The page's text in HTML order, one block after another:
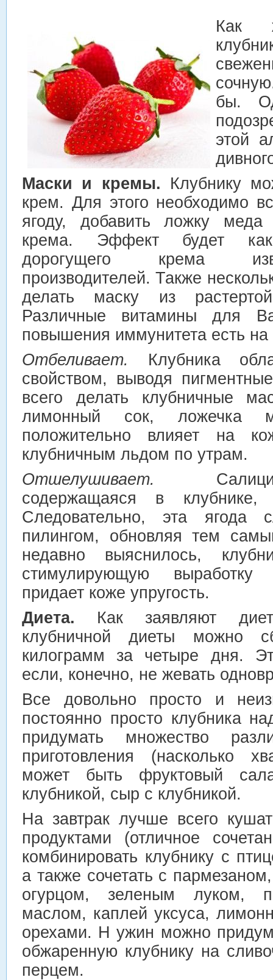
Как
бы.
этой
Маски и кремы. Клубнику
крем. Для этого необходимо
ягоду, добавить ложку
крема. Эффект будет
дорогущего крема
производителей. Также
делать маску из
Различные витамины для
повышения иммунитета есть
Отбеливает.
Клубника
свойством, выводя
всего делать клубничные
лимонный сок, ложечка
положительно влияет на
клубничным льдом по утрам.
Отшелушивает.
содержащаяся в клубнике,
Следовательно, эта ягода
пилингом, обновляя тем
недавно выяснилось,
стимулирующую выработку
придает коже упругость.
Диета. Как заявляют
клубничной диеты можно
килограмм за четыре дня.
если, конечно, не жевать
Все довольно просто и
постоянно просто клубника
придумать множество
приготовления (насколько
может быть фруктовый
клубникой, сыр с клубникой.
На завтрак лучше всего
продуктами (отличное
комбинировать клубнику с
а также сочетать с
огурцом, зеленым луком,
маслом, каплей уксуса,
орехами. Н ужин можно
обжаренную клубнику на
перцем.